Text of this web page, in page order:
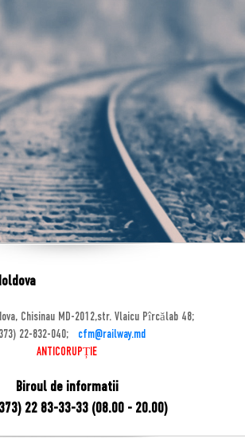
Chisinau MD-2012,str. Vlaicu Pîrcălab 48;
22-832-040;
cfm@railway.md
ANTICORUPȚIE
Biroul de informatii
22 83-33-33 (08.00 - 20.00)